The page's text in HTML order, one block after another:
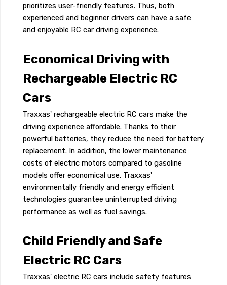
prioritizes user-friendly features. Thus, both
experienced and beginner drivers can have a safe
and enjoyable RC car driving experience.
Economical Driving with
Rechargeable Electric RC
Cars
Traxxas' rechargeable electric RC cars make the
driving experience affordable. Thanks to their
powerful batteries, they reduce the need for battery
replacement. In addition, the lower maintenance
costs of electric motors compared to gasoline
models offer economical use. Traxxas'
environmentally friendly and energy efficient
technologies guarantee uninterrupted driving
performance as well as fuel savings.
Child Friendly and Safe
Electric RC Cars
Traxxas' electric RC cars include safety features